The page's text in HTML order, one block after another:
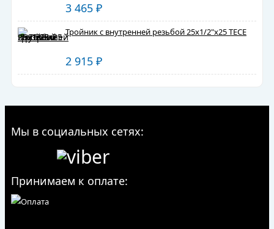
3 465 ₽
Тройник с внутренней резьбой 25х1/2"х25 TECE
2 915 ₽
Мы в социальных сетях:
Принимаем к оплате: